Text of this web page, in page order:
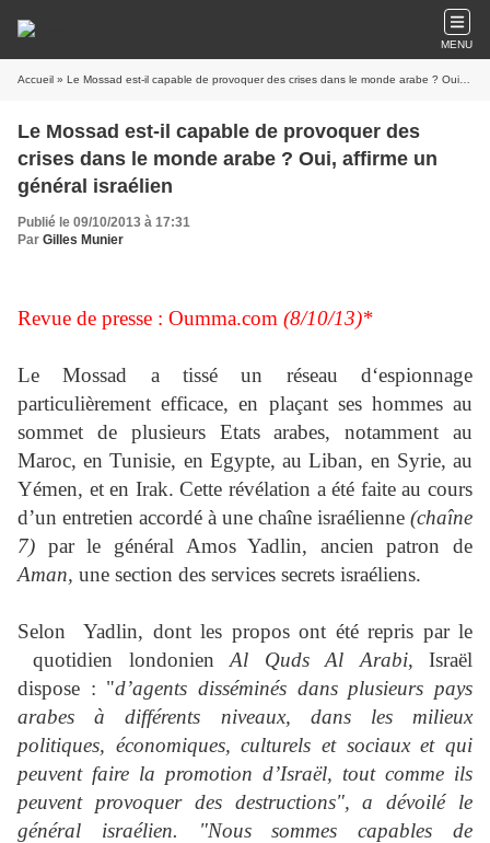
MENU
Accueil » Le Mossad est-il capable de provoquer des crises dans le monde arabe ? Oui, affirme un général israélien
Le Mossad est-il capable de provoquer des
crises dans le monde arabe ? Oui, affirme un
général israélien
Publié le 09/10/2013 à 17:31
Par Gilles Munier
Revue de presse : Oumma.com (8/10/13)*
Le Mossad a tissé un réseau d‘espionnage
particulièrement efficace, en plaçant ses hommes au
sommet de plusieurs Etats arabes, notamment au
Maroc, en Tunisie, en Egypte, au Liban, en Syrie, au
Yémen, et en Irak. Cette révélation a été faite au cours
d’un entretien accordé à une chaîne israélienne (chaîne
7) par le général Amos Yadlin, ancien patron de
Aman, une section des services secrets israéliens.
Selon Yadlin, dont les propos ont été repris par le
quotidien londonienAl Quds Al Arabi, Israël
dispose : "d’agents disséminés dans plusieurs pays
arabes à différents niveaux, dans les milieux
politiques, économiques, culturels et sociaux et qui
peuvent faire la promotion d’Israël, tout comme ils
peuvent provoquer des destructions", a dévoilé le
général israélien. "Nous sommes capables de